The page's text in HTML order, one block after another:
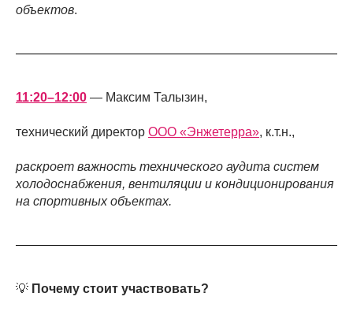
объектов.
11:20–12:00 — Максим Талызин,
технический директор ООО «Энжетерра», к.т.н.,
раскроет важность технического аудита систем
холодоснабжения, вентиляции и кондиционирования
на спортивных объектах.
💡 Почему стоит участвовать?